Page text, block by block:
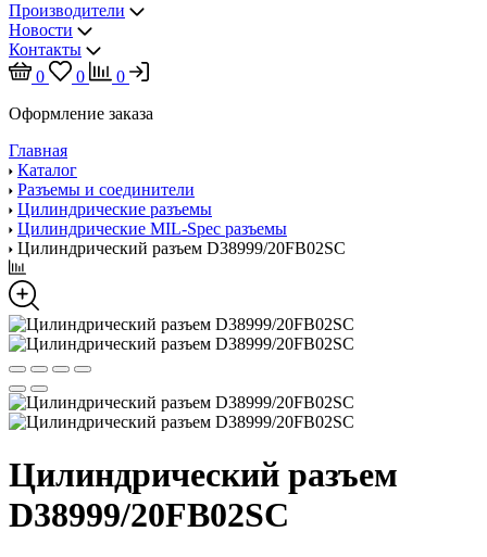
Производители
Новости
Контакты
0
0
0
Оформление заказа
Главная
Каталог
Разъемы и соединители
Цилиндрические разъемы
Цилиндрические MIL-Spec разъемы
Цилиндрический разъем D38999/20FB02SC
Цилиндрический разъем
D38999/20FB02SC